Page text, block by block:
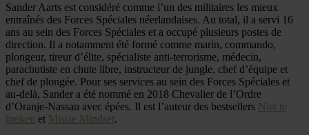
Sander Aarts est considéré comme l’un des militaires les mieux
entraînés des Forces Spéciales néerlandaises. Au total, il a servi 16
ans au sein des Forces Spéciales et a occupé plusieurs postes de
direction. Il a notamment été formé comme marin, commando,
plongeur, tireur d’élite, spécialiste anti-terrorisme, médecin,
parachutiste en chute libre, instructeur de jungle, chef d’équipe et
chef de plongée. Pour ses services au sein des Forces Spéciales et
au-delà, Sander a été nommé en 2018 Chevalier de l’Ordre
d’Oranje-Nassau avec épées. Il est l’auteur des bestsellers Niet te
breken et Missie Mindset.